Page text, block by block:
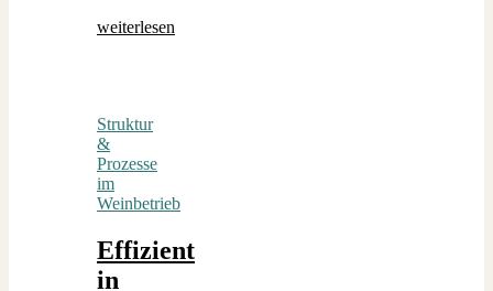
weiterlesen
Struktur
&
Prozesse
im
Weinbetrieb
Effizient
in